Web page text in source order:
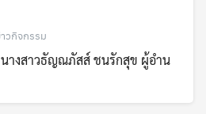
วกิจกรรม
างสาวธัญณภัสส์ ชนรักสุข ผู้อำน